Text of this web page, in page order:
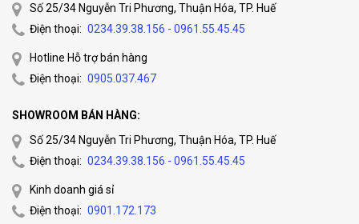
Số 25/34 Nguyễn Tri Phương, Thuận Hóa, TP. Huế
Điện thoại: 0234.39.38.156 - 0961.55.45.45
Hotline Hỗ trợ bán hàng
Điện thoại: 0905.037.467
SHOWROOM BÁN HÀNG:
Số 25/34 Nguyễn Tri Phương, Thuận Hóa, TP. Huế
Điện thoại: 0234.39.38.156 - 0961.55.45.45
Kinh doanh giá sỉ
Điện thoại: 0901.172.173